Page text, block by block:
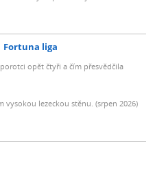
Fortuna liga
opět čtyři a čím přesvědčila
vysokou lezeckou stěnu. (srpen 2026)